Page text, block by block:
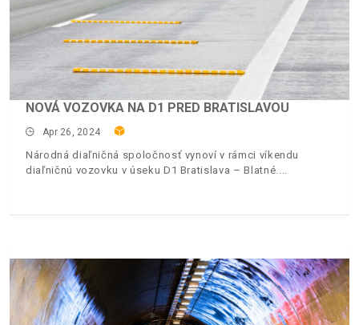
NOVÁ VOZOVKA NA D1 PRED BRATISLAVOU
Apr 26, 2024
Národná diaľničná spoločnosť vynoví v rámci víkendu
diaľničnú vozovku v úseku D1 Bratislava – Blatné.